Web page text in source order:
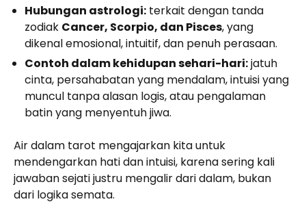
Hubungan astrologi: terkait dengan tanda
zodiak Cancer, Scorpio, dan Pisces, yang
dikenal emosional, intuitif, dan penuh perasaan.
Contoh dalam kehidupan sehari-hari:jatuh
cinta, persahabatan yang mendalam, intuisi yang
muncul tanpa alasan logis, atau pengalaman
batin yang menyentuh jiwa.
Air dalam tarot mengajarkan kita untuk
mendengarkan hati dan intuisi, karena sering kali
jawaban sejati justru mengalir dari dalam, bukan
dari logika semata.